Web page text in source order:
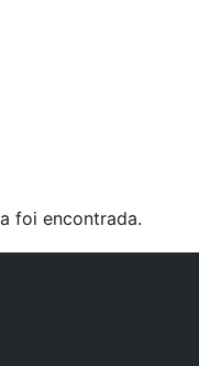
foi encontrada.